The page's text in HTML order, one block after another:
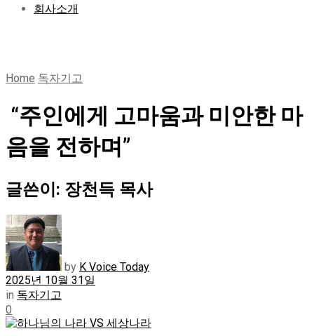
회사소개
Home 독자기고
“주인에게 고마움과 미안한 마
음을 전하며”
글쓴이: 장천득 목사
by K Voice Today
2025년 10월 31일
in 독자기고
0